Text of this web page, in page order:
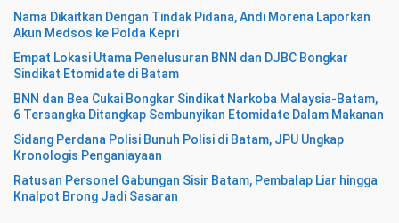
Nama Dikaitkan Dengan Tindak Pidana, Andi Morena Laporkan
Akun Medsos ke Polda Kepri
Empat Lokasi Utama Penelusuran BNN dan DJBC Bongkar
Sindikat Etomidate di Batam
BNN dan Bea Cukai Bongkar Sindikat Narkoba Malaysia-Batam,
6 Tersangka Ditangkap Sembunyikan Etomidate Dalam Makanan
Sidang Perdana Polisi Bunuh Polisi di Batam, JPU Ungkap
Kronologis Penganiayaan
Ratusan Personel Gabungan Sisir Batam, Pembalap Liar hingga
Knalpot Brong Jadi Sasaran